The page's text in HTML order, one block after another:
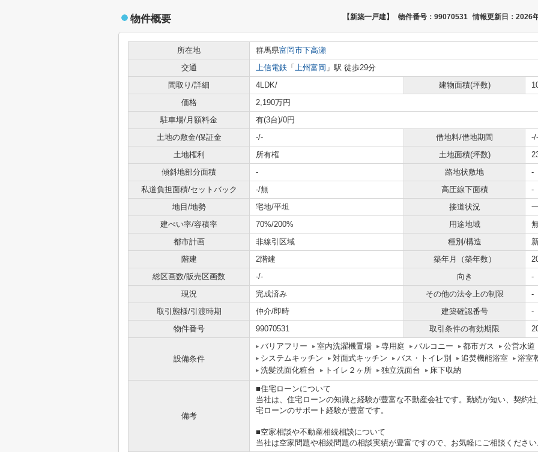
物件概要 【新築一戸建】 物件番号：99070531 情報更新日：2026
所在地 群馬県富岡市下高瀬
交通
上信電鉄 「 上州富岡 」駅 徒歩29分
間取り/詳細
4LDK/ 建物面積(坪数)
価格
2,190万円
駐車場/月額料金
有(3台)/0円
土地の敷金/保証金
-/- 借地料/借地期間
-/-
土地権利
所有権 土地面積(坪数)
傾斜地部分面積
- 路地状敷地
-
私道負担面積/セットバック
-/無 高圧線下面積
-
地目/地勢
宅地/平坦 接道状況
建ぺい率/容積率
70%/200% 用途地域
都市計画
非線引区域 種別/構造
階建
2階建 築年月（築年数）
総区画数/販売区画数
-/- 向き
-
現況
完成済み その他の法令上の制限
-
取引態様/引渡時期
仲介/即時 建築確認番号
-
物件番号
99070531 取引条件の有効期限
設備条件
バリアフリー 室内洗濯機置場 専用庭 バルコニー 都市ガス
公営水道
システムキッチン
対面式キッチン バス・トイレ別 追焚機能浴室
浴室
洗髪洗面化粧台
トイレ２ヶ所 独立洗面台 床下収納
備考
■住宅ローンについて
当社は、住宅ローンの知識と経験が豊富な不動産会社です。勤続が短い、契約
宅ローンのサポート経験が豊富です。
■空家相談や不動産相続相談について
当社は空家問題や相続問題の相談実績が豊富ですので、お気軽にご相談くださ